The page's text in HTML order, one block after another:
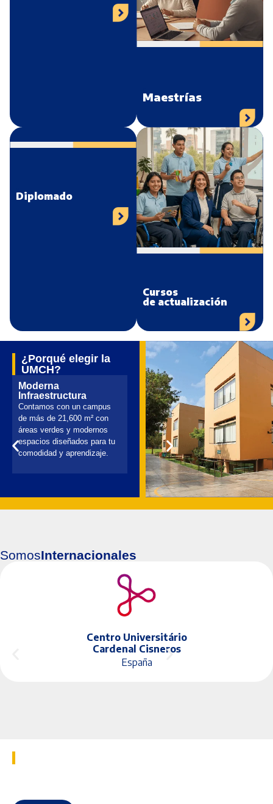
Maestrías
Diplomado
Cursos
de actualización
¿Porqué elegir la
UMCH?
Moderna
Infraestructura
Contamos con un campus
de más de 21,600 m² con
áreas verdes y modernos
espacios diseñados para tu
comodidad y aprendizaje.
SomosInternacionales
Centro Universitário
Cardenal Cisneros
España